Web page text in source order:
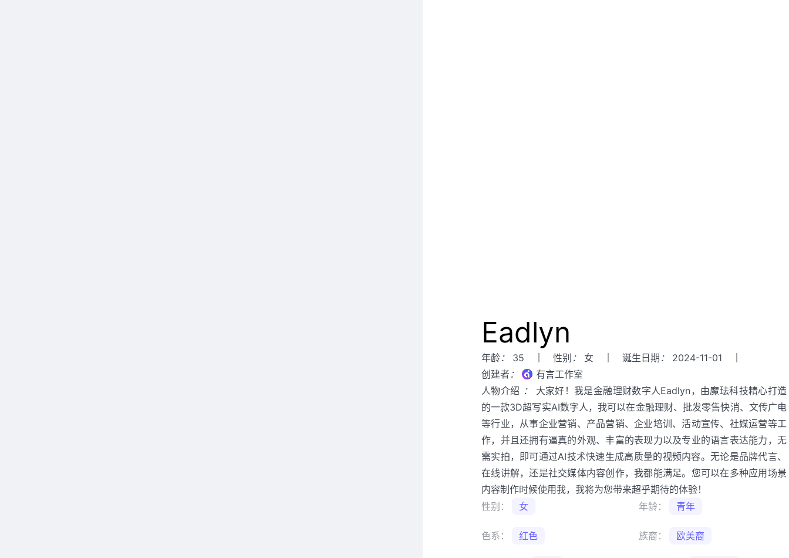
Eadlyn
年龄： 35 性别 ： 女 诞生日期 ：
2024-11-01
创建者：
有言工作室
人物介绍 ：
大家好！我是金融理财数字人Eadlyn，由魔珐科技精心打造
的一款3D超写实AI数字人，我可以在金融理财、批发零售快消、文传广电
等行业，从事企业营销、产品营销、企业培训、活动宣传、社媒运营等工
作，并且还拥有逼真的外观、丰富的表现力以及专业的语言表达能力，无
需实拍，即可通过AI技术快速生成高质量的视频内容。无论是品牌代言、
在线讲解，还是社交媒体内容创作，我都能满足。您可以在多种应用场景
内容制作时候使用我，我将为您带来超乎期待的体验！
性别：
女 年龄： 青年
色系： 红色 族裔： 欧美裔